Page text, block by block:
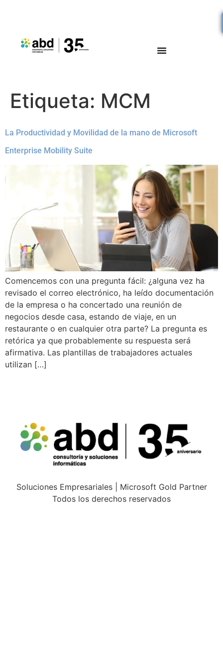
Etiqueta: MCM
La Productividad y Movilidad de la mano de Microsoft
Enterprise Mobility Suite
Comencemos con una pregunta fácil: ¿alguna vez ha
revisado el correo electrónico, ha leído documentación
de la empresa o ha concertado una reunión de
negocios desde casa, estando de viaje, en un
restaurante o en cualquier otra parte? La pregunta es
retórica ya que probablemente su respuesta será
afirmativa. Las plantillas de trabajadores actuales
utilizan […]
Soluciones Empresariales | Microsoft Gold Partner
Todos los derechos reservados